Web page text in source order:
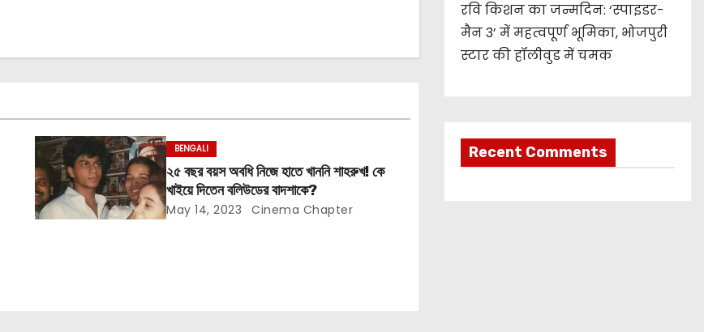
BENGALI
২৫ বছর বয়স অবধি নিজে হাতে খাননি শাহরুখ! কে
খাইয়ে দিতেন বলিউডের বাদশাকে?
May 14, 2023 Cinema Chapter
रवि किशन का जन्मदिन: ‘स्पाइडर-
मैन 3’ में महत्वपूर्ण भूमिका, भोजपुरी
स्टार की हॉलीवुड में चमक
Recent Comments